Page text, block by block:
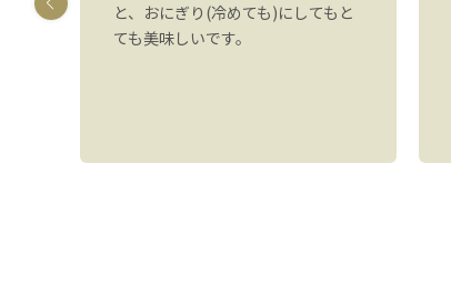
と、おにぎり(冷めても)にしてもと
ても美味しいです。